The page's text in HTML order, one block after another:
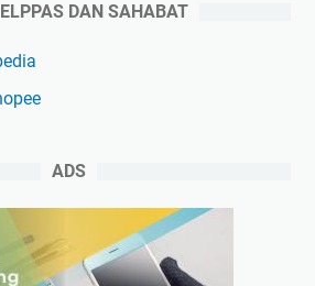
DAN SAHABAT
ADS